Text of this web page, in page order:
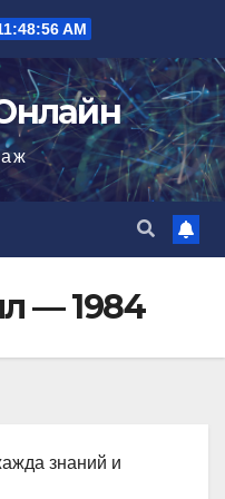
AM
— 1984
знаний и